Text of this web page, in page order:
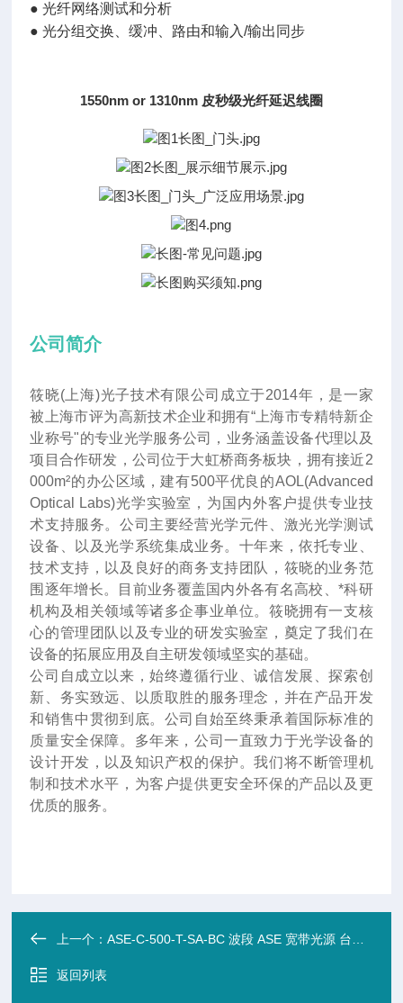
●光纤网络测试和分析
●光分组交换、缓冲、路由和输入/输出同步
1550nm or 1310nm 皮秒级光纤延迟线圈
公司简介
筱晓(上海)光子技术有限公司成立于2014年 ， 是一家
被上海市评为高新技术企业和拥有“上海市专精特新企
业称号"的专业光学服务公司，业务涵盖设备代理以及
项目合作研发，公司位于大虹桥商务板块，拥有接近2
000m²的办公区域，建有500平优良的AOL(Advanced
Optical Labs)光学实验室，为国内外客户提供专业技
术支持服务。公司主要经营光学元件、激光光学测试
设备、以及光学系统集成业务。十年来 ，依托专业、
技术支持，以及良好的商务支持团队，筱晓的业务范
围逐年增长。目前业务覆盖国内外各有名高校、*科研
机构及相关领域等诸多企事业单位。筱晓拥有一支核
心的管理团队以及专业的研发实验室，奠定了我们在
设备的拓展应用及自主研发领域坚实的基础。
公司自成立以来，始终遵循行业、诚信发展、探索创
新、务实致远、以质取胜的服务理念，并在产品开发
和销售中贯彻到底。公司自始至终秉承着国际标准的
质量安全保障。多年来，公司一直致力于光学设备的
设计开发，以及知识产权的保护。我们将不断管理机
制和技术水平，为客户提供更安全环保的产品以及更
优质的服务。
上一个：ASE-C-500-T-SA-BC 波段 ASE 宽带光源 台式 (500mW)
返回列表